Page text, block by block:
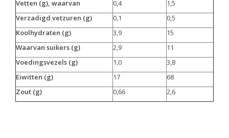
Vetten (g), waarvan
0,4
1,5
Verzadigd vetzuren (g)
0,1
0,5
Koolhydraten (g)
3,9
15
Waarvan suikers (g)
2,9
11
Voedingsvezels (g)
1,0
3,8
Eiwitten (g)
17
68
Zout (g)
0,66 2,6